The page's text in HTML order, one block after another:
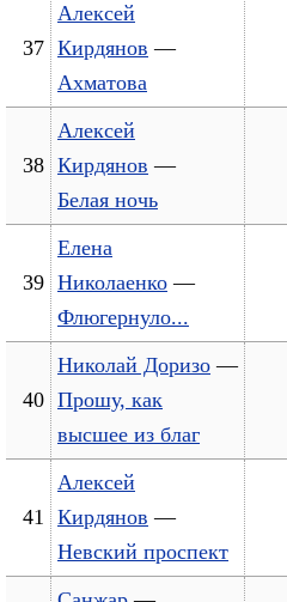
37
Алексей
Кирдянов —
Ахматова
38
Алексей
Кирдянов —
Белая ночь
39
Елена
Николаенко —
Флюгернуло...
40
Николай Доризо —
Прошу, как
высшее из благ
41
Алексей
Кирдянов —
Невский проспект